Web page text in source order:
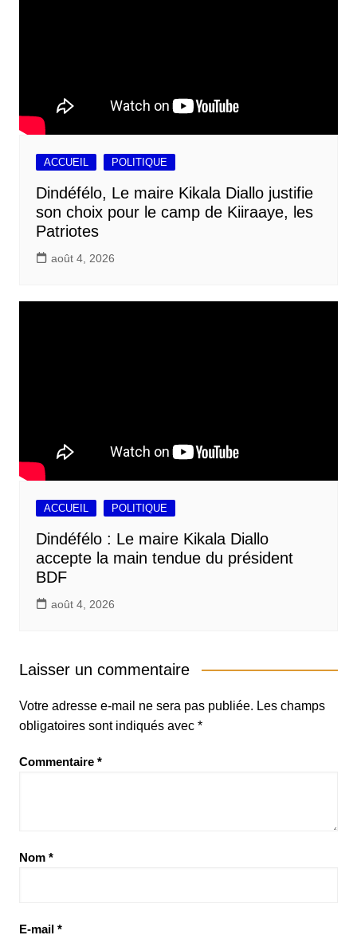
ACCUEIL POLITIQUE
Dindéfélo, Le maire Kikala Diallo justifie
son choix pour le camp de Kiiraaye, les
Patriotes
août 4, 2026
ACCUEIL POLITIQUE
Dindéfélo : Le maire Kikala Diallo
accepte la main tendue du président
BDF
août 4, 2026
Laisser un commentaire
Votre adresse e-mail ne sera pas publiée. Les champs
obligatoires sont indiqués avec *
Commentaire *
Nom *
E-mail *